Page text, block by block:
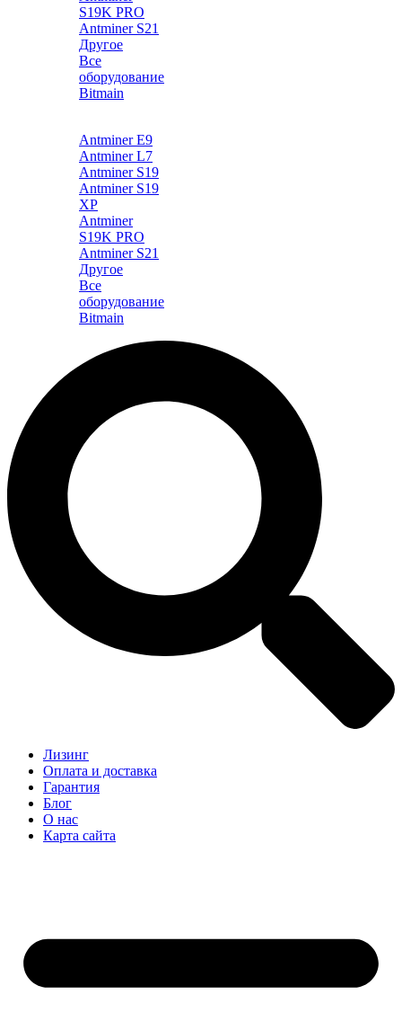
S19K PRO
Antminer S21
Другое
Все
оборудование
Bitmain
Antminer E9
Antminer L7
Antminer S19
Antminer S19
XP
Antminer
S19K PRO
Antminer S21
Другое
Все
оборудование
Bitmain
Лизинг
Оплата и доставка
Гарантия
Блог
О нас
Карта сайта